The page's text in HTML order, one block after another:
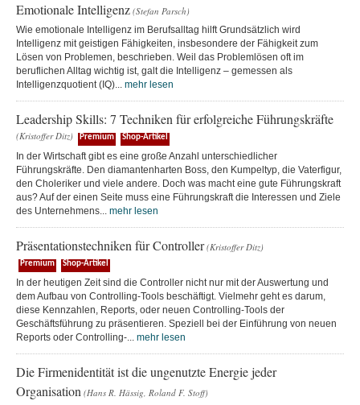
Emotionale Intelligenz (Stefan Parsch)
Wie emotionale Intelligenz im Berufsalltag hilft Grundsätzlich wird
Intelligenz mit geistigen Fähigkeiten, insbesondere der Fähigkeit zum
Lösen von Problemen, beschrieben. Weil das Problemlösen oft im
beruflichen Alltag wichtig ist, galt die Intelligenz – gemessen als
Intelligenzquotient (IQ)... mehr lesen
Leadership Skills: 7 Techniken für erfolgreiche Führungskräfte
(Kristoffer Ditz) Premium Shop-Artikel
In der Wirtschaft gibt es eine große Anzahl unterschiedlicher
Führungskräfte. Den diamantenharten Boss, den Kumpeltyp, die Vaterfigur,
den Choleriker und viele andere. Doch was macht eine gute Führungskraft
aus? Auf der einen Seite muss eine Führungskraft die Interessen und Ziele
des Unternehmens... mehr lesen
Präsentationstechniken für Controller (Kristoffer Ditz)
Premium Shop-Artikel
In der heutigen Zeit sind die Controller nicht nur mit der Auswertung und
dem Aufbau von Controlling-Tools beschäftigt. Vielmehr geht es darum,
diese Kennzahlen, Reports, oder neuen Controlling-Tools der
Geschäftsführung zu präsentieren. Speziell bei der Einführung von neuen
Reports oder Controlling-... mehr lesen
Die Firmenidentität ist die ungenutzte Energie jeder
Organisation (Hans R. Hässig, Roland F. Stoff)